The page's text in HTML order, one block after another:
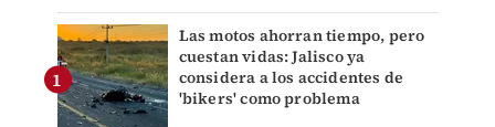
Las motos ahorran tiempo, pero
cuestan vidas: Jalisco ya
considera a los accidentes de
'bikers' como problema